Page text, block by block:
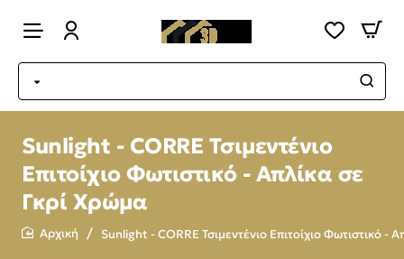
Sunlight - CORRE Τσιμεντένιο
Επιτοίχιο Φωτιστικό - Απλίκα σε
Γκρί Χρώμα
Sunlight - CORRE Τσιμεντένιο Επιτοίχιο Φωτιστικό -